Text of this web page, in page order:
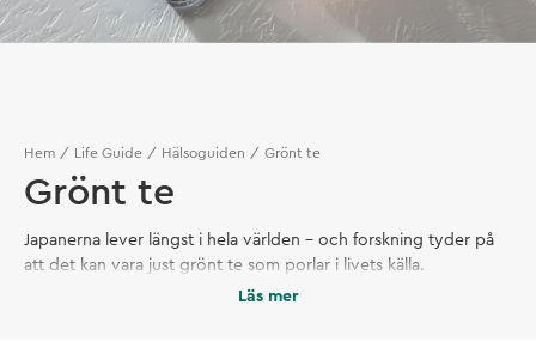
Hem Life Guide Hälsoguiden Grönt te
Grönt te
Japanerna lever längst i hela världen – och forskning tyder på
att det kan vara just grönt te som porlar i livets källa.
Läs mer